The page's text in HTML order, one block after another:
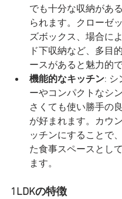
でも十分な収納があ
られます。クローゼ
ズボックス、場合に
ド下収納など、多目
ースがあると魅力的で
機能的なキッチン: シ
ーやコンパクトなシ
さくても使い勝手の
が好まれます。カウ
ッチンにすることで
た食事スペースとし
ます。
1LDKの特徴